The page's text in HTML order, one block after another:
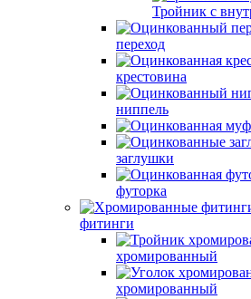
Тройник с
переход
крестовина
ниппель
заглушки
футорка
фитинги
хромированный
хромированный